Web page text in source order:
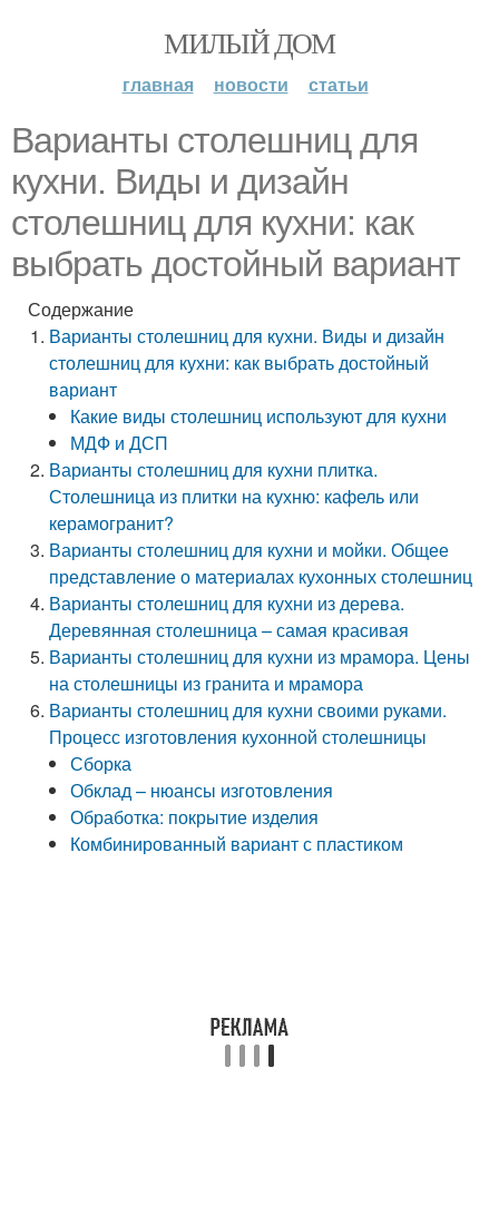
МИЛЫЙ ДОМ
главная новости статьи
Варианты столешниц для
кухни. Виды и дизайн
столешниц для кухни: как
выбрать достойный вариант
Содержание
Варианты столешниц для кухни. Виды и дизайн
столешниц для кухни: как выбрать достойный
вариант
Какие виды столешниц используют для кухни
МДФ и ДСП
Варианты столешниц для кухни плитка.
Столешница из плитки на кухню: кафель или
керамогранит?
Варианты столешниц для кухни и мойки. Общее
представление о материалах кухонных столешниц
Варианты столешниц для кухни из дерева.
Деревянная столешница – самая красивая
Варианты столешниц для кухни из мрамора. Цены
на столешницы из гранита и мрамора
Варианты столешниц для кухни своими руками.
Процесс изготовления кухонной столешницы
Сборка
Обклад – нюансы изготовления
Обработка: покрытие изделия
Комбинированный вариант с пластиком